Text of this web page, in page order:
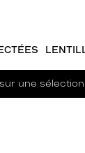
une